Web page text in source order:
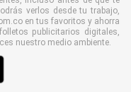
verlos desde tu trabajo,
en tus favoritos y ahorra
publicitarios digitales,
nuestro medio ambiente.